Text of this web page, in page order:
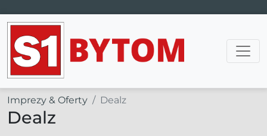
Main Navigation
Imprezy & Oferty Dealz
Dealz